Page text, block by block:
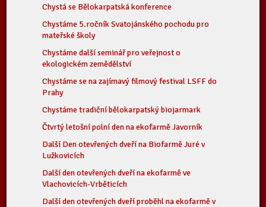
Chystá se Bělokarpatská konference
Chystáme 5.ročník Svatojánského pochodu pro
mateřské školy
Chystáme další seminář pro veřejnost o
ekologickém zemědělství
Chystáme se na zajímavý filmový festival LSFF do
Prahy
Chystáme tradiční bělokarpatský biojarmark
Čtvrtý letošní polní den na ekofarmě Javorník
Další Den otevřených dveří na Biofarmě Juré v
Lužkovicích
Další den otevřených dveří na ekofarmě ve
Vlachovicích-Vrběticích
Další den otevřených dveří proběhl na ekofarmě v